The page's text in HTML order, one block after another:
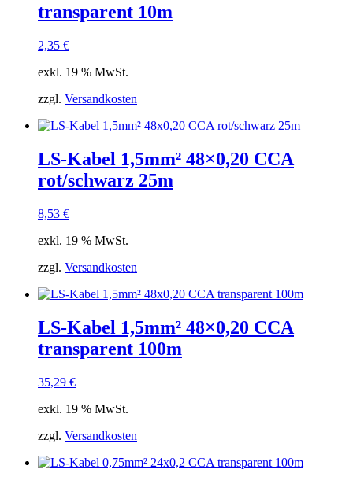
transparent 10m
2,35 €
exkl. 19 % MwSt.
zzgl. Versandkosten
LS-Kabel 1,5mm² 48×0,20 CCA
rot/schwarz 25m
8,53 €
exkl. 19 % MwSt.
zzgl. Versandkosten
LS-Kabel 1,5mm² 48×0,20 CCA
transparent 100m
35,29 €
exkl. 19 % MwSt.
zzgl. Versandkosten